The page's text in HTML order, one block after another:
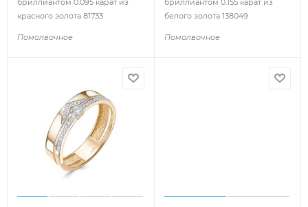
красного золота 81733
Помолвочное
белого золота 138049
Помолвочное